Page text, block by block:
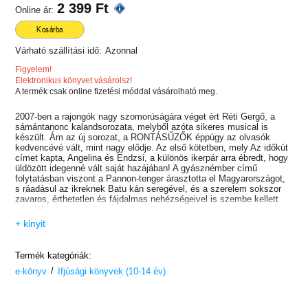
Online ár: 2 399 Ft
Kosárba
Várható szállítási idő: Azonnal
Figyelem!
Elektronikus könyvet vásárolsz!
A termék csak online fizetési móddal vásárolható meg.
2007-ben a rajongók nagy szomorúságára véget ért Réti Gergő, a
sámántanonc kalandsorozata, melyből azóta sikeres musical is
készült. Ám az új sorozat, a RONTÁSŰZŐK éppúgy az olvasók
kedvencévé vált, mint nagy elődje. Az első kötetben, mely Az időkút
címet kapta, Angelina és Endzsi, a különös ikerpár arra ébredt, hogy
üldözött idegenné vált saját hazájában! A gyásznémber című
folytatásban viszont a Pannon-tenger árasztotta el Magyarországot,
s ráadásul az ikreknek Batu kán seregével, és a szerelem sokszor
zavaros, érthetetlen és fájdalmas nehézségeivel is szembe kellett
nézniük!
Most pedig itt a sorozat befejező része, melyben: „Endzsiék már
csupán kétháznyira voltak a Bazalt utca 14-től, mikor a soron
szirénák, sikoly, üvöltés, vonyítás, robajló és recsegő hangok
töltötték be a világot. Az egyik villanyoszlop kifordult a helyéből, és
szikrát hányó vezetékeit magával rántva az úttestre zuhant. A
+ kinyit
Termék kategóriák:
e-könyv /
Ifjúsági könyvek (10-14 év)